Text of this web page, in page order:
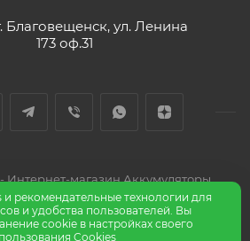
Благовещенск, ул. Ленина
173 оф.31
Интернет-магазин Аккумуляторы
рекомендательные технологии для
и удобства пользователей. Вы
cookie в настройках своего
Cookies